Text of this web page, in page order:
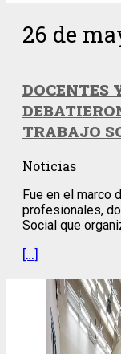
26 de
DOCENTES
TRABAJO
Noticias
Fue en el marco
profesionales,
Social que
[…]